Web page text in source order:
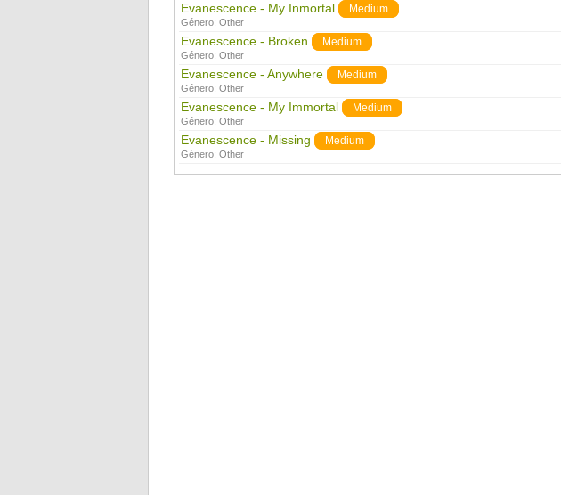
Evanescence - My Inmortal Medium
Género: Other
Evanescence - Broken Medium
Género: Other
Evanescence - Anywhere Medium
Género: Other
Evanescence - My Immortal Medium
Género: Other
Evanescence - Missing Medium
Género: Other